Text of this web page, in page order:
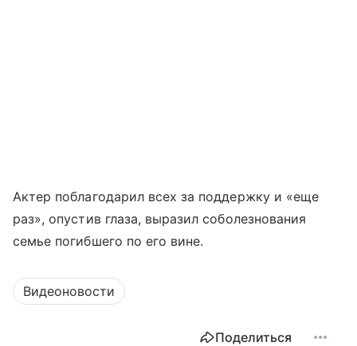
Актер поблагодарил всех за поддержку и «еще
раз», опустив глаза, выразил соболезнования
семье погибшего по его вине.
Видеоновости
Поделиться